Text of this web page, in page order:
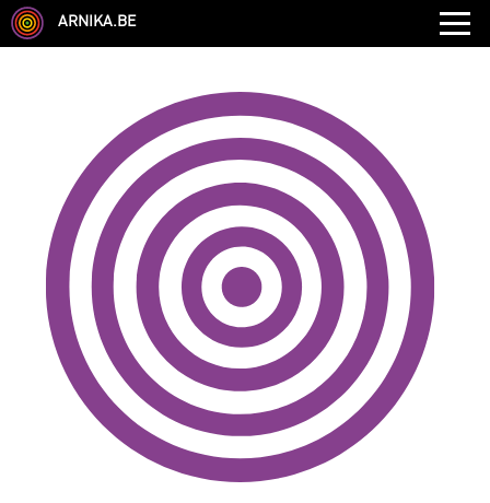
ARNIKA.BE
AUTRE COMPÉTENCE TYPE
LANGUES PARLÉES ÉCOLE
CHEVEUX TAILLE
CORPULENCE ANNÉE DE NAISSANCE
ANNULER LES FILTRES